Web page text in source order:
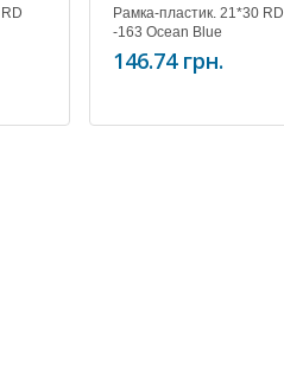
Рамка-пластик. 21*30 RD
-163 Ocean Blue
146.74 грн.